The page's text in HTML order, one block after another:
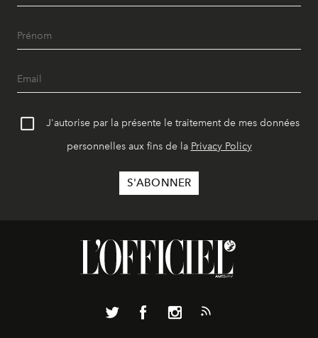
J'autorise par la présente le traitement de mes données
personnelles aux fins de la Privacy Policy